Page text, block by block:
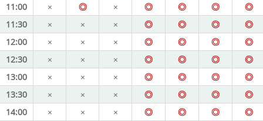
11:00
× ◎ × ◎ ◎ ◎
◎
11:30
× × × ◎ ◎ ◎
◎
12:00
× × × ◎ ◎ ◎
◎
12:30
× × × ◎ ◎ ◎
◎
13:00
× × × ◎ ◎ ◎
◎
13:30
× × × ◎ ◎ ◎
◎
14:00
× × × ◎ ◎ ◎
◎